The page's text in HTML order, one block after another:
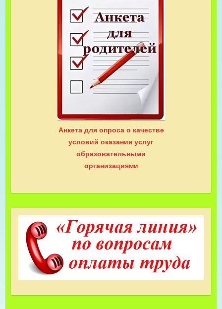
Анкета для опроса о качестве
условий оказания услуг
образовательными
организациями